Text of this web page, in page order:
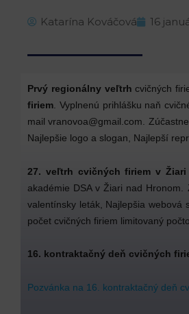
Katarína Kováčová 16
Prvý regionálny veľtrh cvičných
firiem. Vyplnenú prihlášku naň
mail vranovoa@gmail.com.
Najlepšie logo a slogan, Najlepší
27. veľtrh cvičných firiem v
akadémie DSA v Žiari nad
valentínsky leták, Najlepšia
počet cvičných firiem limitovaný
16. kontraktačný deň cvičných
Pozvánka na 16. kontraktačný deň